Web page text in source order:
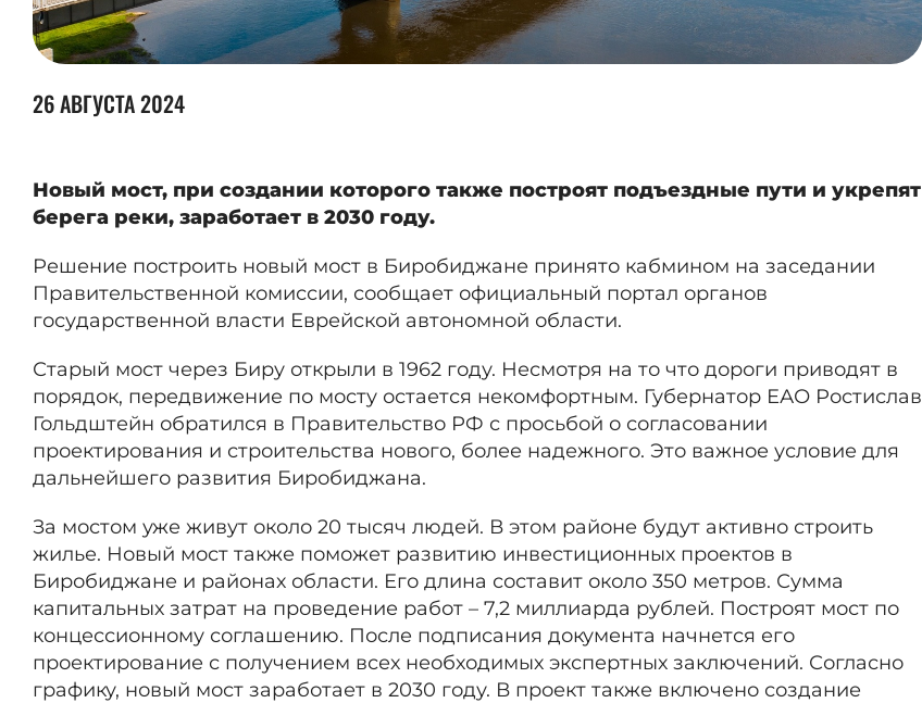
26 АВГУСТА 2024
Новый мост, при создании которого также построят подъездные пути и укрепят
берега реки, заработает в 2030 году.
Решение построить новый мост в Биробиджане принято кабмином на заседании
Правительственной комиссии, сообщает официальный портал органов
государственной власти Еврейской автономной области.
Старый мост через Биру открыли в 1962 году. Несмотря на то что дороги приводят в
порядок, передвижение по мосту остается некомфортным. Губернатор ЕАО Ростислав
Гольдштейн обратился в Правительство РФ с просьбой о согласовании
проектирования и строительства нового, более надежного. Это важное условие для
дальнейшего развития Биробиджана.
За мостом уже живут около 20 тысяч людей. В этом районе будут активно строить
жилье. Новый мост также поможет развитию инвестиционных проектов в
Биробиджане и районах области. Его длина составит около 350 метров. Сумма
капитальных затрат на проведение работ – 7,2 миллиарда рублей. Построят мост по
концессионному соглашению. После подписания документа начнется его
проектирование с получением всех необходимых экспертных заключений. Согласно
графику, новый мост заработает в 2030 году. В проект также включено создание